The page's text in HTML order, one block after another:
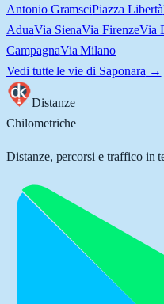
Antonio GramsciPiazza Libertà
AduaVia SienaVia FirenzeVia
CampagnaVia Milano
Vedi tutte le vie di Saponara →
Distanze
Chilometriche
Distanze, percorsi e traffico in